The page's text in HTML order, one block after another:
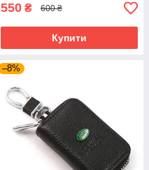
550 ₴ 600 ₴
Купити
–8%